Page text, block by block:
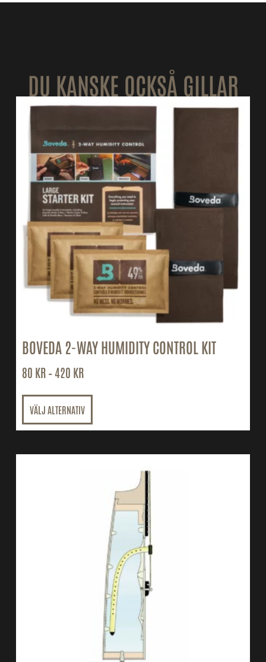
DU KANSKE OCKSÅ GILLAR
BOVEDA 2-WAY HUMIDITY CONTROL KIT
80 KR–420 KR
VÄLJ ALTERNATIV